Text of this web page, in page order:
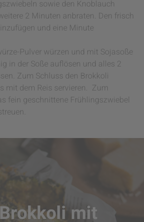
sowie den Knoblauch
2 Minuten anbraten. Den frisch
und eine Minute
Pulver würzen und mit Sojasoße
in der Soße auflösen und alles 2
Zum Schluss den Brokkoli
mit dem Reis servieren. Zum
fein geschnittene Frühlingszwiebel
mit